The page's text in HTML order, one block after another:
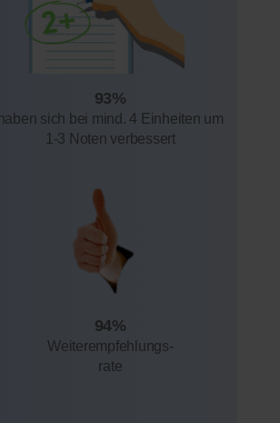
93%
haben sich bei mind. 4 Einheiten um
1-3 Noten verbessert
94%
Weiterempfehlungs-
rate